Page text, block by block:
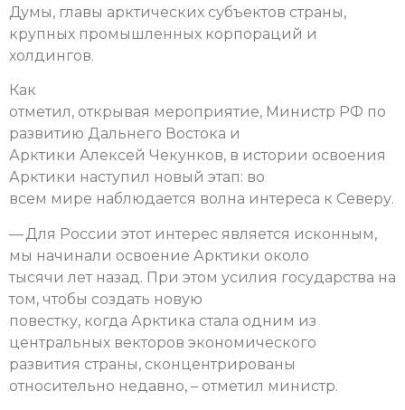
Думы, главы арктических субъектов страны,
крупных промышленных корпораций и
холдингов.
Как
отметил, открывая мероприятие, Министр РФ по
развитию Дальнего Востока и
Арктики Алексей Чекунков, в истории освоения
Арктики наступил новый этап: во
всем мире наблюдается волна интереса к Северу.
— Для России этот интерес является исконным,
мы начинали освоение Арктики около
тысячи лет назад. При этом усилия государства на
том, чтобы создать новую
повестку, когда Арктика стала одним из
центральных векторов экономического
развития страны, сконцентрированы
относительно недавно, – отметил министр.